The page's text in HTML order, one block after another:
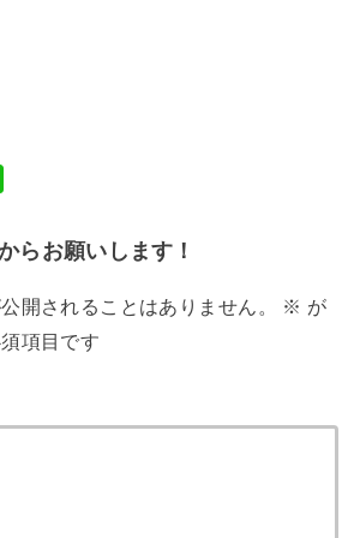
らお願いします！
開されることはありません。 ※ が
項目です